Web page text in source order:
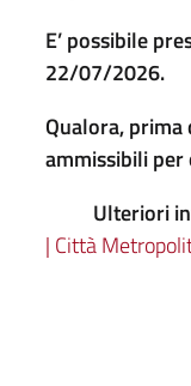
E’ possibile
22/07/2026.
Qualora, prima
ammissibili
Ulteriori
| Città